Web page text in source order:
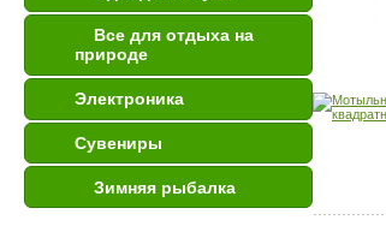
Все для отдыха на
природе
Электроника
Сувениры
Зимняя рыбалка